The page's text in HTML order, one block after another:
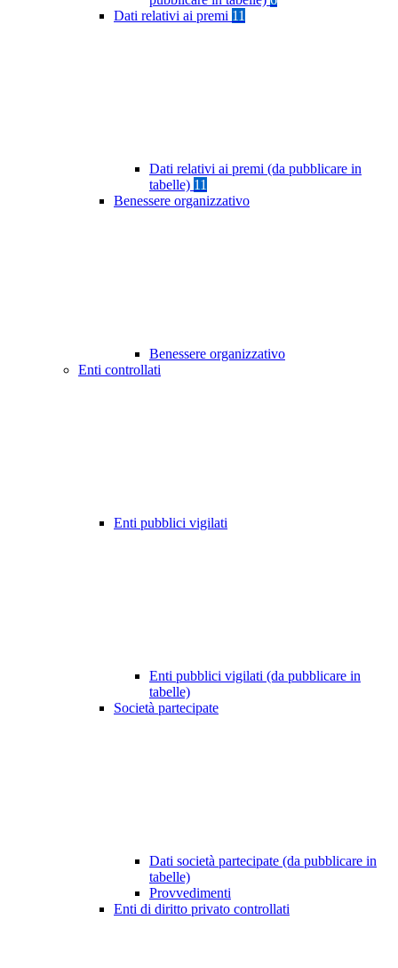
Dati relativi ai premi 11
Dati relativi ai premi (da pubblicare in
tabelle) 11
Benessere organizzativo
Benessere organizzativo
Enti controllati
Enti pubblici vigilati
Enti pubblici vigilati (da pubblicare in
tabelle)
Società partecipate
Dati società partecipate (da pubblicare in
tabelle)
Provvedimenti
Enti di diritto privato controllati